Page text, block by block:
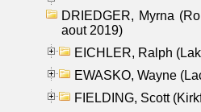
DRIEDGER, Myrna
aout 2019)
EICHLER, Ralph
EWASKO, Wayne
FIELDING, Scott